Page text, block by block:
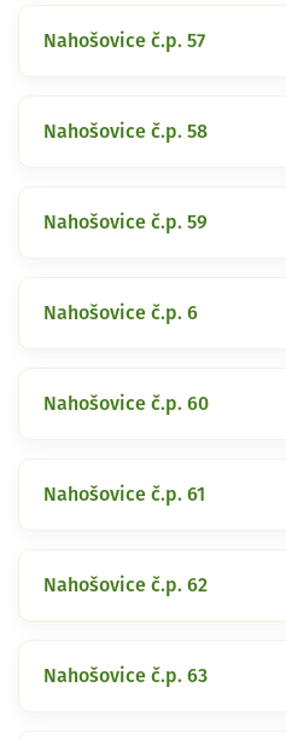
Nahošovice č.p. 57
Nahošovice č.p. 58
Nahošovice č.p. 59
Nahošovice č.p. 6
Nahošovice č.p. 60
Nahošovice č.p. 61
Nahošovice č.p. 62
Nahošovice č.p. 63